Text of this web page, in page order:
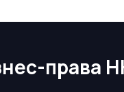
права